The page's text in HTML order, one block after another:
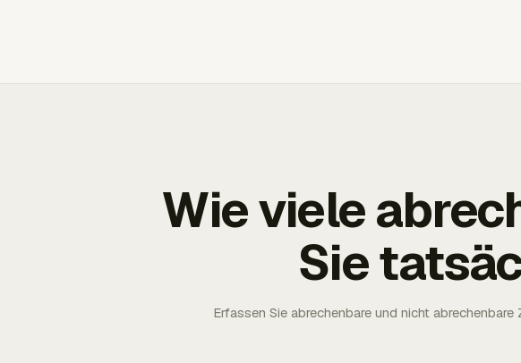
Wie viele
Sie
Erfassen Sie abrechenbare und nicht